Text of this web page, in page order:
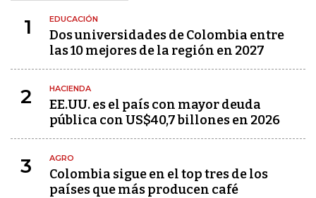
1 EDUCACIÓN
Dos universidades de Colombia entre
las 10 mejores de la región en 2027
2 HACIENDA
EE.UU. es el país con mayor deuda
pública con US$40,7 billones en 2026
3 AGRO
Colombia sigue en el top tres de los
países que más producen café